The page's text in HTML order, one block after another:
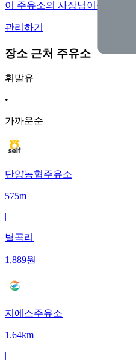
이 주유소의 사장님이신가요?
관리하기
장소 근처 주유소
휘발유
•
가까운순
단양농협주유소
575m
|
별곡리
1,889원
지에스주유소
1.64km
|